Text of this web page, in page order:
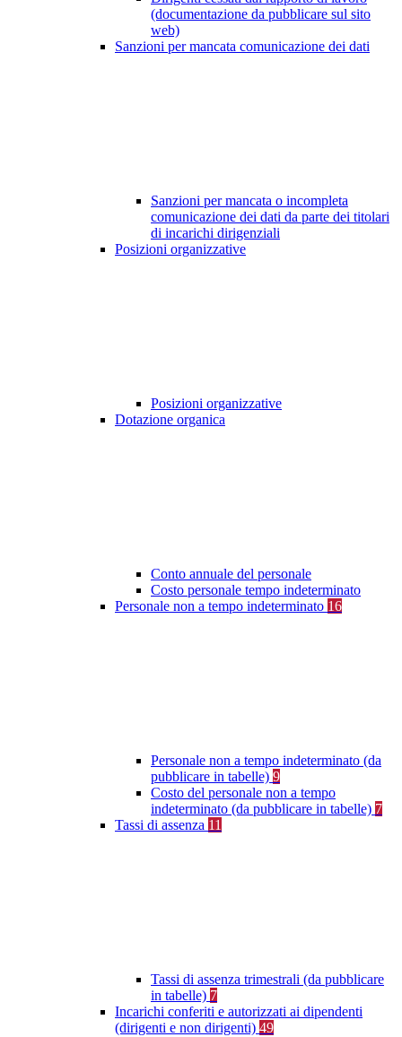
(documentazione da pubblicare sul sito
web)
Sanzioni per mancata comunicazione dei dati
Sanzioni per mancata o incompleta
comunicazione dei dati da parte dei titolari
di incarichi dirigenziali
Posizioni organizzative
Posizioni organizzative
Dotazione organica
Conto annuale del personale
Costo personale tempo indeterminato
Personale non a tempo indeterminato 16
Personale non a tempo indeterminato (da
pubblicare in tabelle) 9
Costo del personale non a tempo
indeterminato (da pubblicare in tabelle) 7
Tassi di assenza 11
Tassi di assenza trimestrali (da pubblicare
in tabelle) 7
Incarichi conferiti e autorizzati ai dipendenti
(dirigenti e non dirigenti) 49